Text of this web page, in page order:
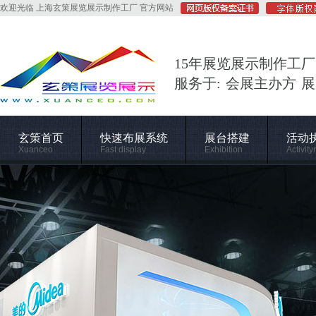
欢迎光临 上海玄策展览展示制作工厂 官方网站
15年展览展示制作工厂
服务于: 会展主办方
玄策首页
Xuanceo
快速布展系统
Fast display
展台搭建
Exhibition
活动